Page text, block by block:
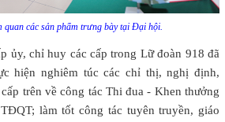
quan các sản phẩm trưng bày tại Đại hội.
ủy, chỉ huy các cấp trong Lữ đoàn 918 đã
hiện nghiêm túc các chỉ thị, nghị định,
trên về công tác Thi đua - Khen thưởng
làm tốt công tác tuyên truyền, giáo